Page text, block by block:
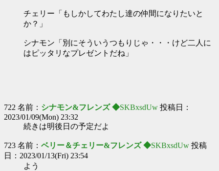
チェリー「もしかしてわたし達の仲間になりたいと
か？」
シナモン「別にそういうつもりじゃ・・・けど二人に
はピッタリなプレゼントだね」
722 名前： シナモン&フレンズ ◆SKBxsdUw 投稿日：
2023/01/09(Mon) 23:32
続きは明後日の予定だよ
723 名前： ベリー＆チェリー&フレンズ ◆SKBxsdUw 投稿
日：2023/01/13(Fri) 23:54
よう